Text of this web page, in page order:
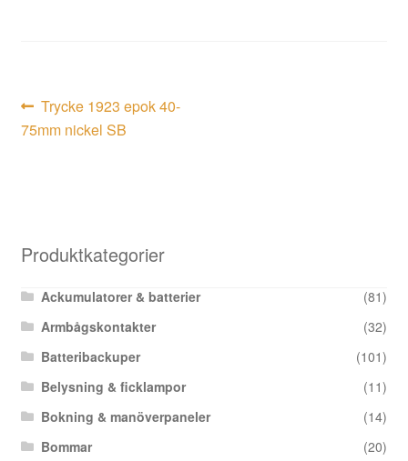
Inläggsnavigering
Föregående
inlägg:
Trycke 1923 epok 40-
75mm nickel SB
Produktkategorier
Ackumulatorer & batterier
(81)
Armbågskontakter
(32)
Batteribackuper
(101)
Belysning & ficklampor
(11)
Bokning & manöverpaneler
(14)
Bommar
(20)